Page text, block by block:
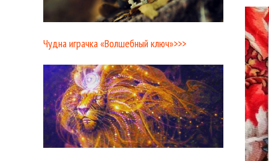
Чудна играчка «Волшебный ключ»>>>